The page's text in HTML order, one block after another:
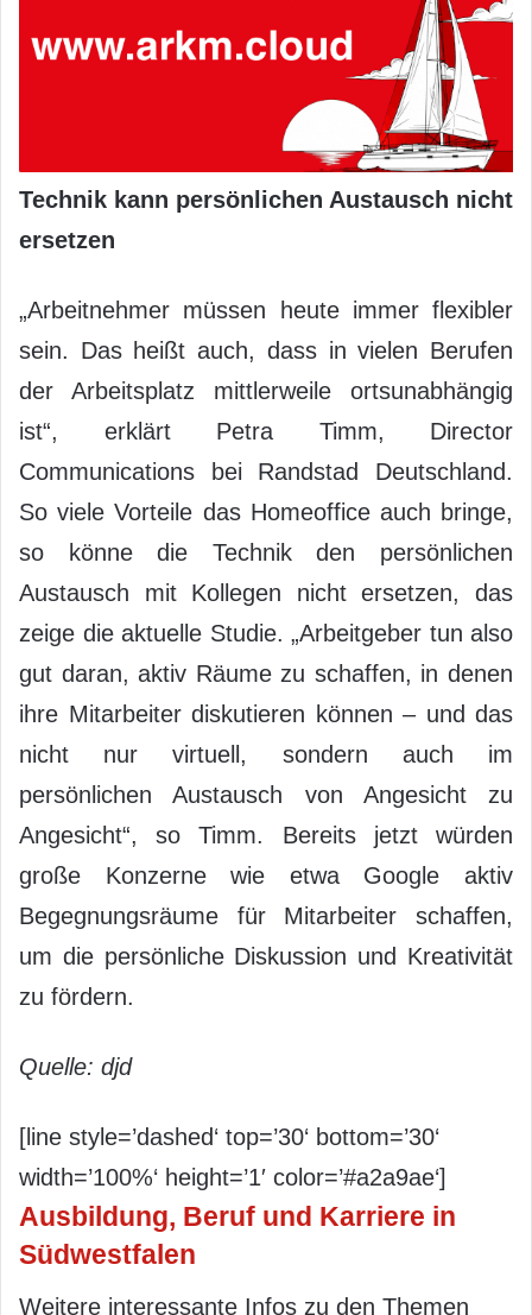
Technik kann persönlichen Austausch nicht
ersetzen
„Arbeitnehmer müssen heute immer flexibler
sein. Das heißt auch, dass in vielen Berufen
der Arbeitsplatz mittlerweile ortsunabhängig
ist“, erklärt Petra Timm, Director
Communications bei Randstad Deutschland.
So viele Vorteile das Homeoffice auch bringe,
so könne die Technik den persönlichen
Austausch mit Kollegen nicht ersetzen, das
zeige die aktuelle Studie. „Arbeitgeber tun also
gut daran, aktiv Räume zu schaffen, in denen
ihre Mitarbeiter diskutieren können – und das
nicht nur virtuell, sondern auch im
persönlichen Austausch von Angesicht zu
Angesicht“, so Timm. Bereits jetzt würden
große Konzerne wie etwa Google aktiv
Begegnungsräume für Mitarbeiter schaffen,
um die persönliche Diskussion und Kreativität
zu fördern.
Quelle: djd
[line style=’dashed‘ top=’30‘ bottom=’30‘
width=’100%‘ height=’1′ color=’#a2a9ae‘]
Ausbildung, Beruf und Karriere in
Südwestfalen
Weitere interessante Infos zu den Themen